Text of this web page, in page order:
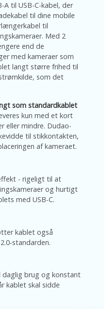
til USB-C-kabel, der
til dine mobile
til
Med 2
end de
med kameraer som
langt større frihed til
som det
som standardkablet
kun med et kort
eller mindre. Dudao-
til stikkontakten,
af kameraet.
- rigeligt til at
og hurtigt
med USB-C.
kablet også
standarden.
daglig brug og konstant
kablet skal sidde